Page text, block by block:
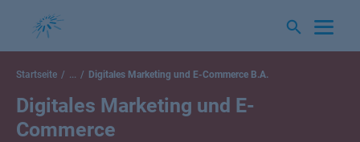
Startseite ... Digitales Marketing und E-Commerce B.A.
Digitales Marketing und E-
Commerce